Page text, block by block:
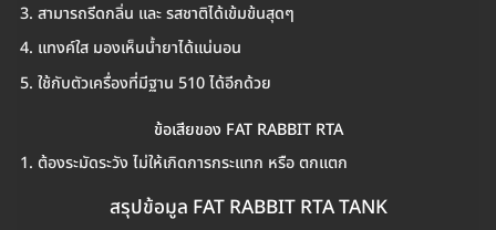
สามารถรีดกลิ่น และ รสชาติได้เข้มข้นสุดๆ
แทงค์ใส มองเห็นน้ำยาได้แน่นอน
ใช้กับตัวเครื่องที่มีฐาน 510 ได้อีกด้วย
ข้อเสียของ FAT RABBIT RTA
ต้องระมัดระวัง ไม่ให้เกิดการกระแทก หรือ ตกแตก
สรุปข้อมูล FAT RABBIT RTA TANK